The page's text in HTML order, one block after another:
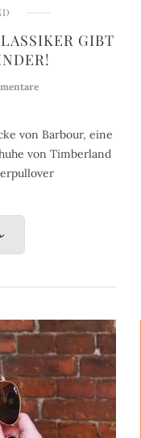
GIBT
von Barbour, eine
von Timberland